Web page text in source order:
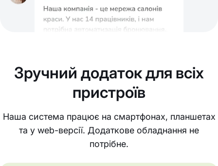
Зручний додаток для всіх
пристроїв
Наша система працює на смартфонах, планшетах
та у web-версії. Додаткове обладнання не
потрібне.